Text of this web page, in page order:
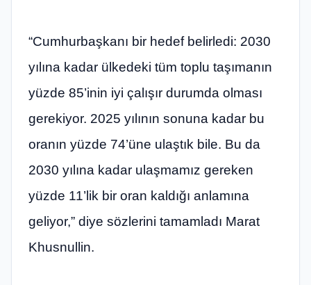
“Cumhurbaşkanı bir hedef belirledi: 2030
yılına kadar ülkedeki tüm toplu taşımanın
yüzde 85’inin iyi çalışır durumda olması
gerekiyor. 2025 yılının sonuna kadar bu
oranın yüzde 74’üne ulaştık bile. Bu da
2030 yılına kadar ulaşmamız gereken
yüzde 11’lik bir oran kaldığı anlamına
geliyor,” diye sözlerini tamamladı Marat
Khusnullin.